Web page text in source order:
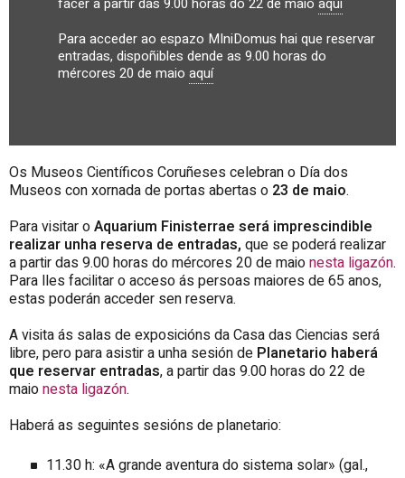
Para acceder ao espazo MIniDomus hai que reservar
entradas, dispoñibles dende as 9.00 horas do
mércores 20 de maio aquí
Os Museos Científicos Coruñeses celebran o Día dos
Museos con xornada de portas abertas o 23 de maio.
Para visitar oAquarium Finisterrae será imprescindible
realizar unha reserva de entradas, que se poderá realizar
a partir das 9.00 horas do mércores 20 de maionesta ligazón.
Para lles facilitar o acceso ás persoas maiores de 65 anos,
estas poderán acceder sen reserva.
A visita ás salas de exposicións da Casa das Ciencias será
libre, pero para asistir a unha sesión de Planetario haberá
que reservar entradas, a partir das 9.00 horas do 22 de
maionesta ligazón.
Haberá as seguintes sesións de planetario:
11.30 h: «A grande aventura do sistema solar» (gal.,